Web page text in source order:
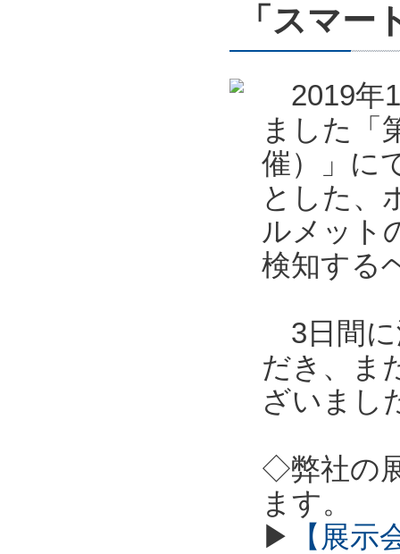
「スマ
2019年1
ました「
催）」に
とした、
ルメット
検知する
3日間に
だき、ま
ざいまし
◇弊社の
ます。
▶
【展